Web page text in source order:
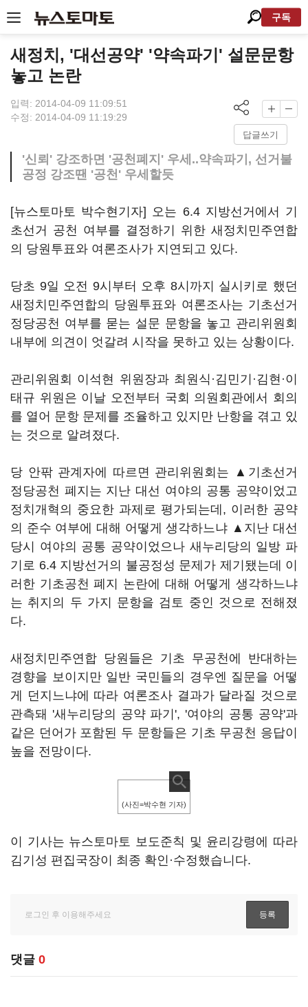
구독
새정치, '대선공약' '약속파기' 설문문항
놓고 논란
입력: 2014-04-09 11:09:51
수정: 2014-04-09 11:19:29
답글쓰기
'신뢰' 강조하면 '공천폐지' 우세..약속파기, 선거불
공정 강조땐 '공천' 우세할듯
[뉴스토마토 박수현기자] 오는 6.4 지방선거에서 기
초선거 공천 여부를 결정하기 위한 새정치민주연합
의 당원투표와 여론조사가 지연되고 있다.
당초 9일 오전 9시부터 오후 8시까지 실시키로 했던
새정치민주연합의 당원투표와 여론조사는 기초선거
정당공천 여부를 묻는 설문 문항을 놓고 관리위원회
내부에 의견이 엇갈려 시작을 못하고 있는 상황이다.
관리위원회 이석현 위원장과 최원식·김민기·김현·이
태규 위원은 이날 오전부터 국회 의원회관에서 회의
를 열어 문항 문제를 조율하고 있지만 난항을 겪고 있
는 것으로 알려졌다.
당 안팎 관계자에 따르면 관리위원회는 ▲기초선거
정당공천 폐지는 지난 대선 여야의 공통 공약이었고
정치개혁의 중요한 과제로 평가되는데, 이러한 공약
의 준수 여부에 대해 어떻게 생각하느냐 ▲지난 대선
당시 여야의 공통 공약이었으나 새누리당의 일방 파
기로 6.4 지방선거의 불공정성 문제가 제기됐는데 이
러한 기초공천 폐지 논란에 대해 어떻게 생각하느냐
는 취지의 두 가지 문항을 검토 중인 것으로 전해졌
다.
새정치민주연합 당원들은 기초 무공천에 반대하는
경향을 보이지만 일반 국민들의 경우엔 질문을 어떻
게 던지느냐에 따라 여론조사 결과가 달라질 것으로
관측돼 '새누리당의 공약 파기', '여야의 공통 공약'과
같은 던어가 포함된 두 문항들은 기초 무공천 응답이
높을 전망이다.
(사진=박수현 기자)
이 기사는 뉴스토마토 보도준칙 및 윤리강령에 따라
김기성 편집국장이 최종 확인·수정했습니다.
댓글 0